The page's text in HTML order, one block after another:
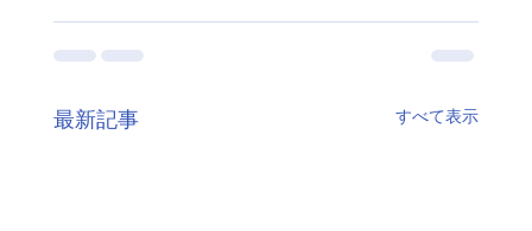
最新記事 すべて表示